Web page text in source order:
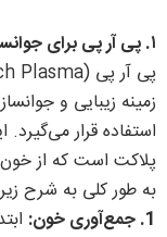
۱. پی آر پی برای جوانسازی صورت:
زمینه زیبایی و
استفاده قرار
پلاکت است که از
به طور کلی به شرح
1. جمع‌آوری خون: